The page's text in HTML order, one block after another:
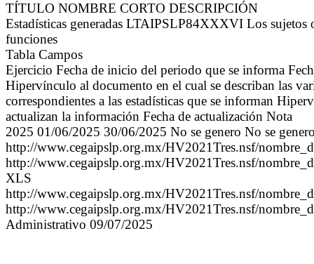
TÍTULO NOMBRE CORTO DESCRIPCIÓN
Estadísticas generadas LTAIPSLP84XXXVI Los sujetos
funciones
Tabla Campos
Ejercicio Fecha de inicio del periodo que se informa
Hipervínculo al documento en el cual se describan las
correspondientes a las estadísticas que se informan
actualizan la información Fecha de actualización Nota
2025 01/06/2025 30/06/2025 No se genero No se
http://www.cegaipslp.org.mx/HV2021Tres.nsf/
http://www.cegaipslp.org.mx/HV2021Tres.nsf/
XLS
http://www.cegaipslp.org.mx/HV2021Tres.nsf/
http://www.cegaipslp.org.mx/HV2021Tres.nsf/
Administrativo 09/07/2025